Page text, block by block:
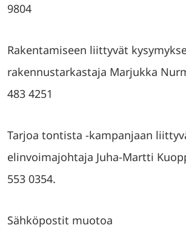
9804
Rakentamiseen liittyvät
rakennustarkastaja Marjukka
483 4251
Tarjoa tontista -kampanjaan
elinvoimajohtaja Juha-Martti
553 0354.
Sähköpostit muotoa